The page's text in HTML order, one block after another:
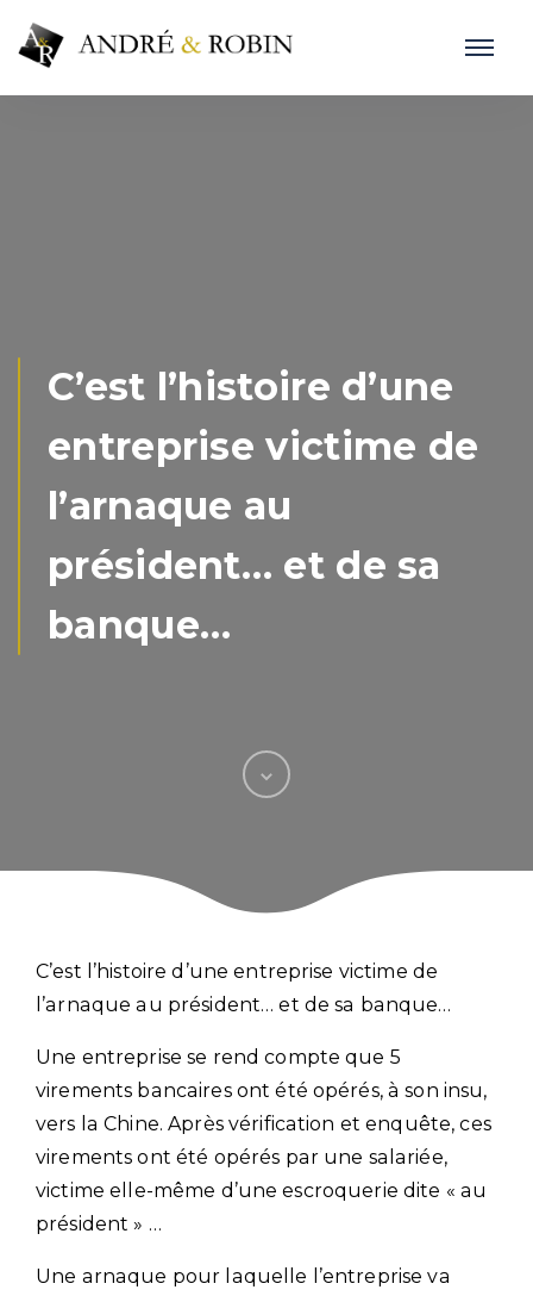
C’est l’histoire d’une
entreprise victime de
l’arnaque au
président… et de sa
banque…
C’est l’histoire d’une entreprise victime de
l’arnaque au président… et de sa banque…
Une entreprise se rend compte que 5
virements bancaires ont été opérés, à son insu,
vers la Chine. Après vérification et enquête, ces
virements ont été opérés par une salariée,
victime elle-même d’une escroquerie dite « au
président » …
Une arnaque pour laquelle l’entreprise va